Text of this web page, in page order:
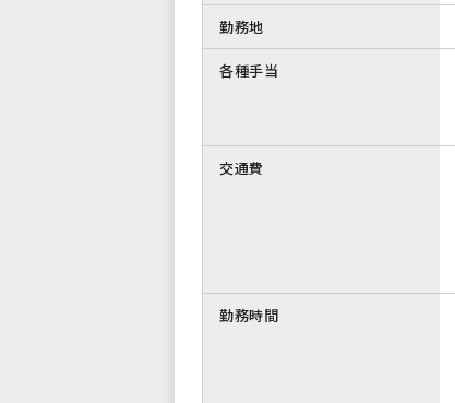
勤務地
各種手当
交通費
勤務時間